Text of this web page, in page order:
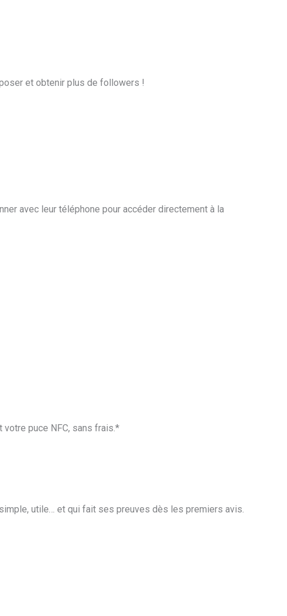
et obtenir plus de followers !
avec leur téléphone pour accéder directement à la
puce NFC, sans frais.*
simple, utile… et qui fait ses preuves dès les premiers avis.